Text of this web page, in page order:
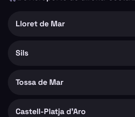
Lloret de Mar
Sils
Tossa de Mar
Castell-Platja d'Aro